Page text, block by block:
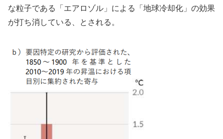
な粒子である「エアロゾル」による「地球冷却化」の効果
が打ち消している、とされる。